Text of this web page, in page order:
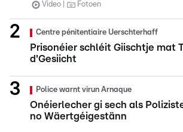
Video Fotoen
Centre pénitentiaire Uerschterhaff
Prisonéier schléit Giischtje mat
d'Gesiicht
Police warnt virun Arnaque
Onéierlecher gi sech als
no Wäertgéigestänn